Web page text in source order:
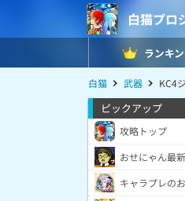
白猫プロ
ランキ
白猫 武器 KC4
ピックアップ
攻略トップ
おせにゃん最
キャラプレの